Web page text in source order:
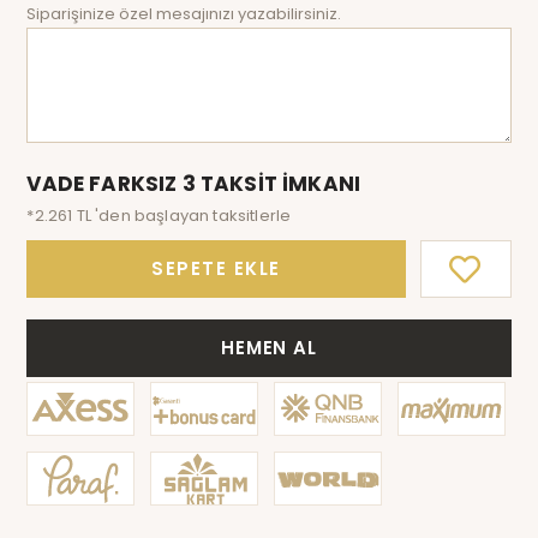
Siparişinize özel mesajınızı yazabilirsiniz.
VADE FARKSIZ 3 TAKSİT İMKANI
*2.261 TL 'den başlayan taksitlerle
SEPETE EKLE
HEMEN AL